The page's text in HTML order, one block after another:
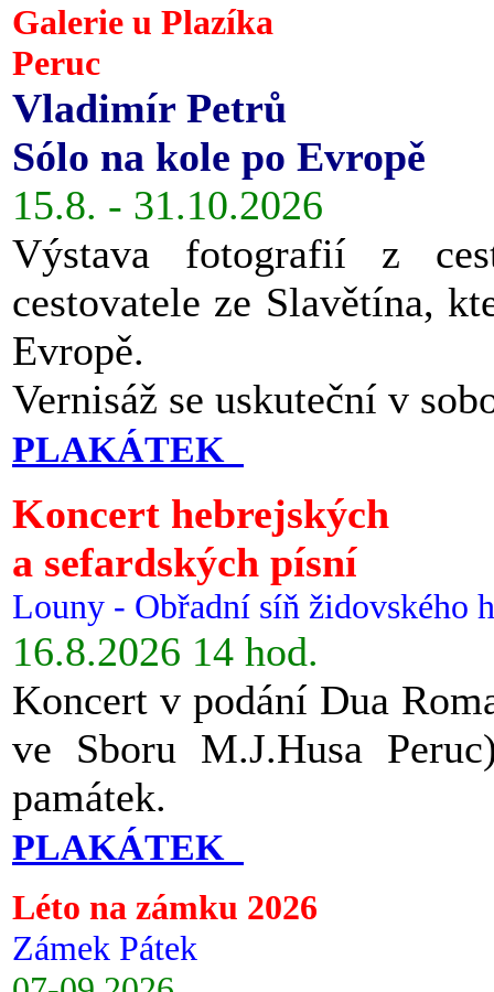
Galerie u Plazíka
Peruc
Vladimír Petrů
Sólo na kole po Evropě
15.8. - 31.10.2026
Výstava fotografií z
cestovatele ze Slavětína,
Evropě.
Vernisáž se uskuteční v
PLAKÁTEK
Koncert hebrejských
a sefardských písní
Louny - Obřadní síň židovského
16.8.2026 14 hod.
Koncert v podání Dua
ve Sboru M.J.Husa
památek.
PLAKÁTEK
Léto na zámku 2026
Zámek Pátek